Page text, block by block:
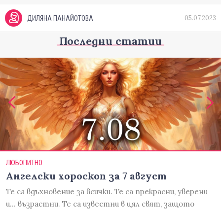
ДИЛЯНА ПАНАЙОТОВА 05.07.2023
Последни статии
ЛЮБОПИТНО
Ангелски хороскоп за 7 август
Те са вдъхновение за всички. Те са прекрасни, уверени
и... възрастни. Те са известни в цял свят, защото